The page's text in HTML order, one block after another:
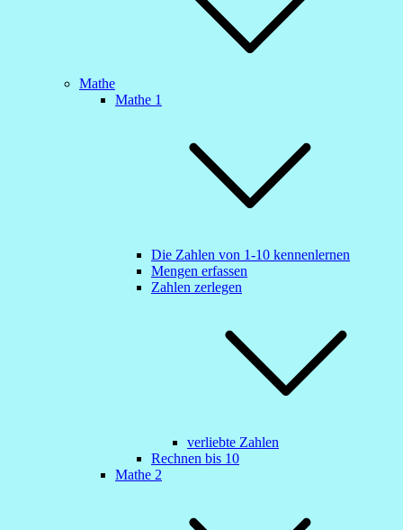
Mathe
Mathe 1
Die Zahlen von 1-10 kennenlernen
Mengen erfassen
Zahlen zerlegen
verliebte Zahlen
Rechnen bis 10
Mathe 2